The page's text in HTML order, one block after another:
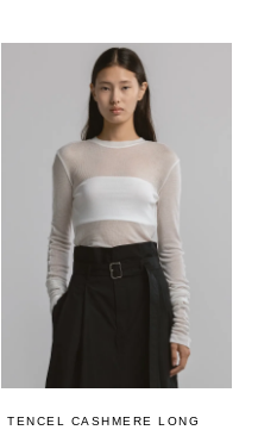
TENCEL CASHMERE LONG